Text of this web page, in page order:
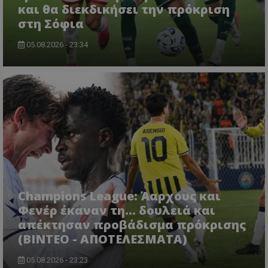
και θα διεκδικήσει την πρόκριση
στη Σόφια
05.08.2026 - 23:34
Champions League: Άαρχους και
Φενέρ έκαναν τη... δουλειά και
απέκτησαν προβάδισμα πρόκρισης
(ΒΙΝΤΕΟ - ΑΠΟΤΕΛΕΣΜΑΤΑ)
05.08.2026 - 23:23